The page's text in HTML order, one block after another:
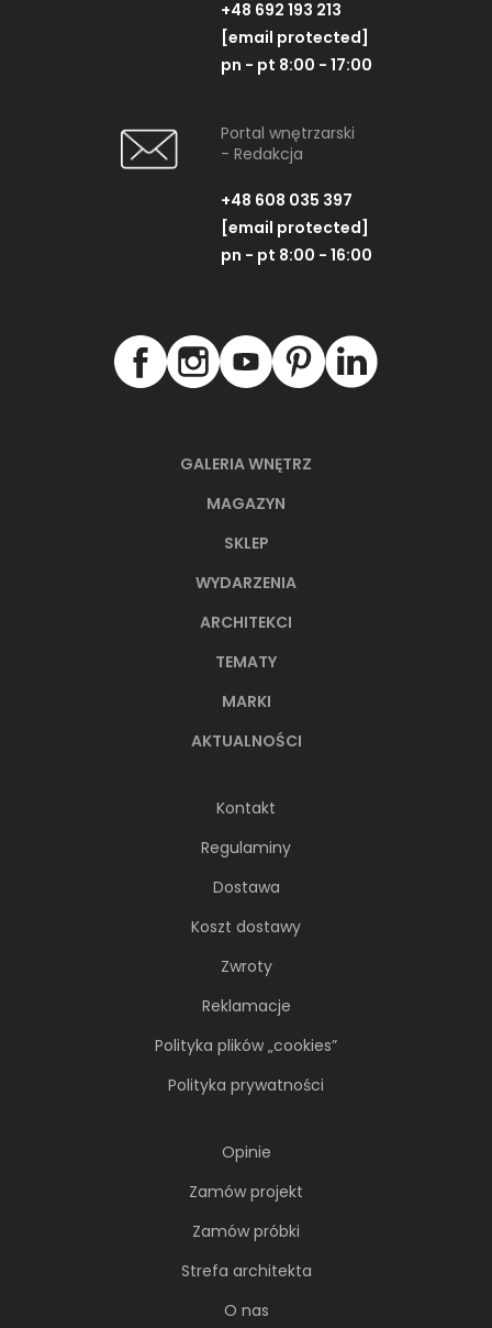
GALERIA WNĘTRZ
MAGAZYN
SKLEP
WYDARZENIA
ARCHITEKCI
TEMATY
MARKI
AKTUALNOŚCI
Kontakt
Regulaminy
Dostawa
Koszt dostawy
Zwroty
Reklamacje
Polityka plików „cookies”
Polityka prywatności
Opinie
Zamów projekt
Zamów próbki
Strefa architekta
O nas
+48 692 193 213
[email protected]
pn - pt 8:00 - 17:00
Portal wnętrzarski
- Redakcja
+48 608 035 397
[email protected]
pn - pt 8:00 - 16:00